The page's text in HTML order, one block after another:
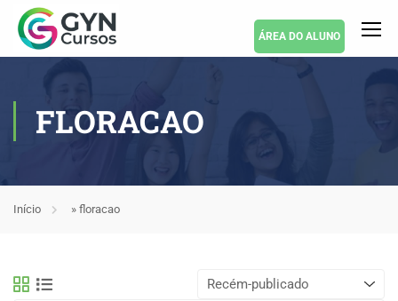
ÁREA DO ALUNO
FLORACAO
Início » floracao